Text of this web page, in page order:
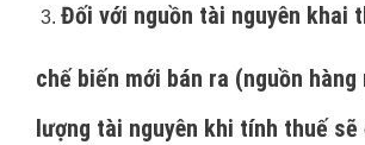
Đối với nguồn tài nguyên khai
chế biến mới bán ra (nguồn
lượng tài nguyên khi tính thuế